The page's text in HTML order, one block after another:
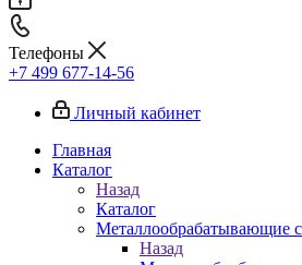
Телефоны
+7 499 677-14-56
Личный кабинет
Главная
Каталог
Назад
Каталог
Металлообрабатывающие
Назад